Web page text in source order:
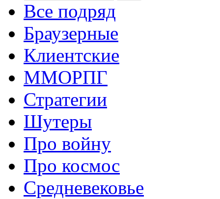
Все подряд
Браузерные
Клиентские
ММОРПГ
Стратегии
Шутеры
Про войну
Про космос
Средневековье